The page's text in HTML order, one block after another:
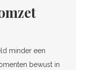
minder een
bewust in